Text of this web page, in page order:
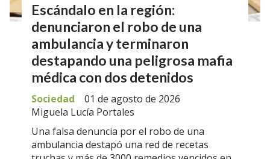
Escándalo en la región:
denunciaron el robo de una
ambulancia y terminaron
destapando una peligrosa mafia
médica con dos detenidos
Miguela Lucía Portales
Sociedad 01 de agosto de 2026
Una falsa denuncia por el robo de una
ambulancia destapó una red de recetas